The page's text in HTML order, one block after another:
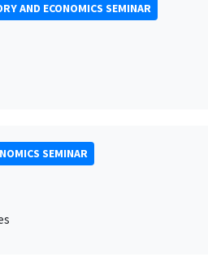
AND ECONOMICS SEMINAR
SEMINAR